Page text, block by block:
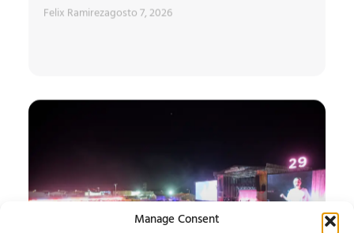
Manage Consent
Felix Ramirezagosto 7, 2026